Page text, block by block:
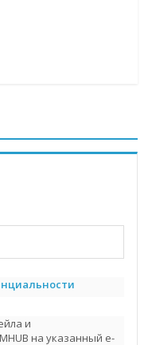
и
на указанный e-